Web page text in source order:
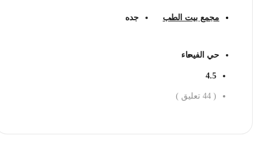
مجمع بيت الطب جده
حي الفيحاء
4.5
44 تعليق )